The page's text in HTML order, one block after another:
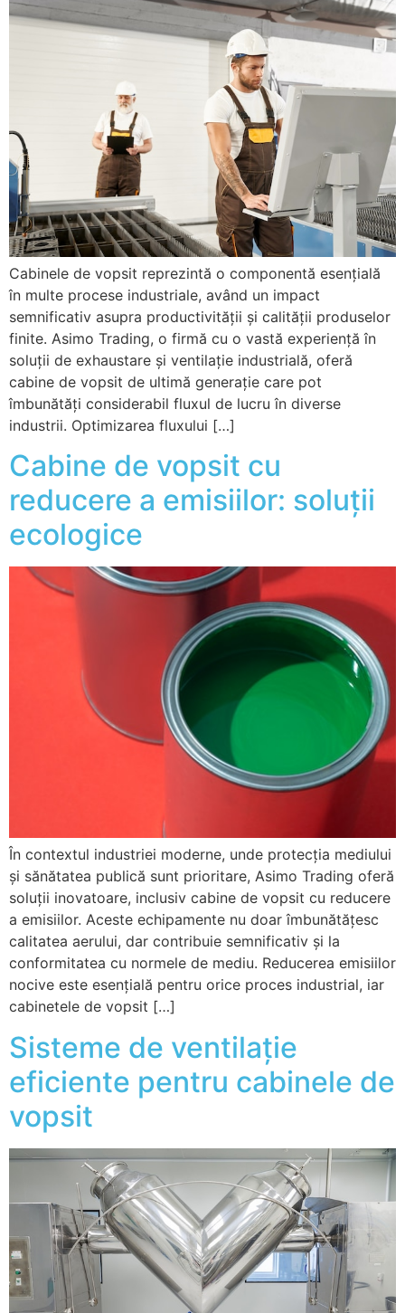
Cabinele de vopsit reprezintă o componentă esențială
în multe procese industriale, având un impact
semnificativ asupra productivității și calității produselor
finite. Asimo Trading, o firmă cu o vastă experiență în
soluții de exhaustare și ventilație industrială, oferă
cabine de vopsit de ultimă generație care pot
îmbunătăți considerabil fluxul de lucru în diverse
industrii. Optimizarea fluxului […]
Cabine de vopsit cu
reducere a emisiilor: soluții
ecologice
În contextul industriei moderne, unde protecția mediului
și sănătatea publică sunt prioritare, Asimo Trading oferă
soluții inovatoare, inclusiv cabine de vopsit cu reducere
a emisiilor. Aceste echipamente nu doar îmbunătățesc
calitatea aerului, dar contribuie semnificativ și la
conformitatea cu normele de mediu. Reducerea emisiilor
nocive este esențială pentru orice proces industrial, iar
cabinetele de vopsit […]
Sisteme de ventilație
eficiente pentru cabinele de
vopsit